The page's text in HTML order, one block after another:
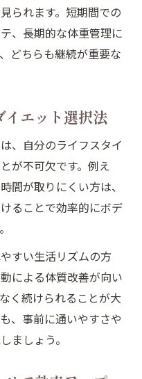
られます。短期間での
、長期的な体重管理に
どちらも継続が重要な
イエット選択法
、自分のライフスタイ
が不可欠です。例え
間が取りにくい方は、
ることで効率的にボデ
すい生活リズムの方
による体質改善が向い
く続けられることが大
、事前に通いやすさや
ましょう。